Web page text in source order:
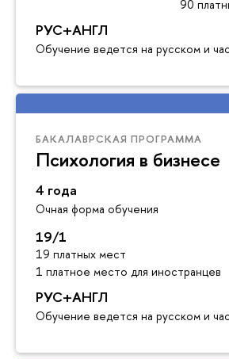
90
РУС+АНГЛ
Обучение ведется на русском и
БАКАЛАВРСКАЯ ПРОГРАММА
Психология в бизнесе
4 года
Очная форма обучения
19/1
19 платных мест
1 платное место для иностранцев
РУС+АНГЛ
Обучение ведется на русском и